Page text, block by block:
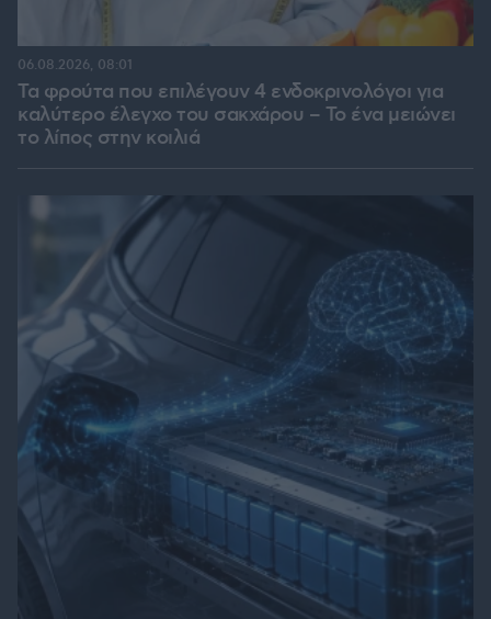
Τα φρούτα που επιλέγουν 4 ενδοκρινολόγοι για
καλύτερο έλεγχο του σακχάρου – Το ένα μειώνει
το λίπος στην κοιλιά
06.08.2026, 08:01